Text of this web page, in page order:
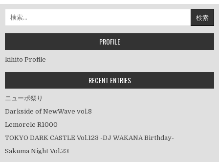
ナ
ビ
ゲ
シ
ョ
索:
PROFILE
kihito Profile
RECENT ENTRIES
ニューポ祭り
Darkside of NewWave vol.8
Lemorele R1000
TOKYO DARK CASTLE Vol.123 -DJ WAKANA Birthday-
Sakuma Night Vol.23